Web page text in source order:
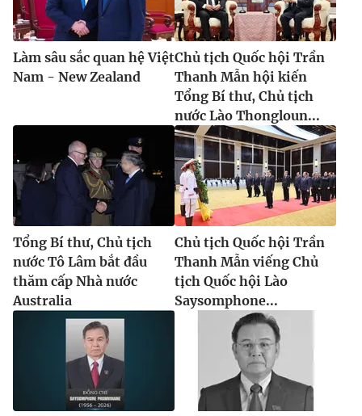
Làm sâu sắc quan hệ Việt
Nam - New Zealand
Chủ tịch Quốc hội Trần
Thanh Mẫn hội kiến
Tổng Bí thư, Chủ tịch
nước Lào Thongloun...
Tổng Bí thư, Chủ tịch
nước Tô Lâm bắt đầu
thăm cấp Nhà nước
Australia
Chủ tịch Quốc hội Trần
Thanh Mẫn viếng Chủ
tịch Quốc hội Lào
Saysomphone...